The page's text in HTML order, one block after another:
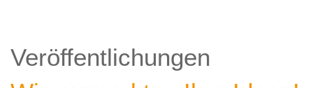
Veröffentlichungen